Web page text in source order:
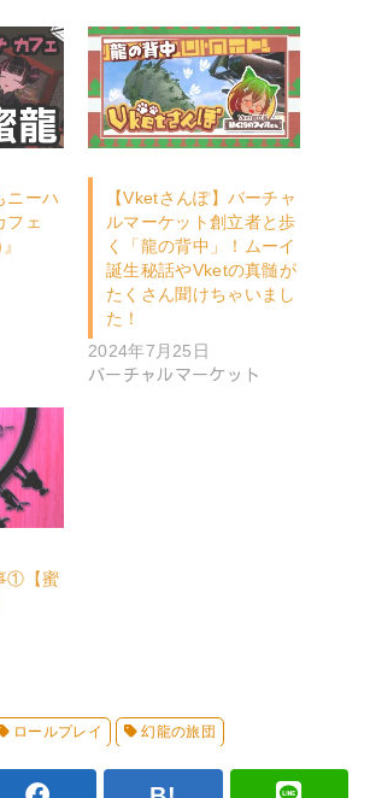
ニーハ
フェ
【Vketさんぽ】バーチャ
ルマーケット創立者と歩
く「龍の背中」！ムーイ
誕生秘話やVketの真髄が
たくさん聞けちゃいまし
た！
2024年7月25日
バーチャルマーケット
①【蜜
ロールプレイ 幻龍の旅団